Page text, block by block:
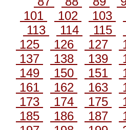
101
102 103
113
114 115
125
126 127
137
138 139
149
150 151
161
162 163
173
174 175
185
186 187